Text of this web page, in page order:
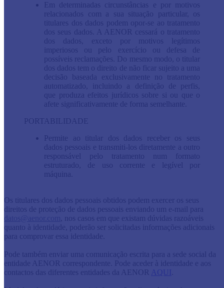
Em determinadas circunstâncias e por motivos
relacionados com a sua situação particular, os
titulares dos dados podem opor-se ao tratamento
dos seus dados. A AENOR cessará o tratamento
dos dados, exceto por motivos legítimos
imperiosos ou pelo exercício ou defesa de
possíveis reclamações. Do mesmo modo, o titular
dos dados tem o direito de não ficar sujeito a uma
decisão baseada exclusivamente no tratamento
automatizado, incluindo a definição de perfis,
que produza efeitos jurídicos sobre si ou que o
afete significativamente de forma semelhante.
PORTABILIDADE
Permite ao titular dos dados receber os seus
dados pessoais e transmiti-los diretamente a outro
responsável pelo tratamento num formato
estruturado, de uso corrente e legível por
máquina.
Os titulares dos dados pessoais obtidos podem exercer os seus
direitos de proteção de dados pessoais enviando um e-mail para
, nos casos em que existam dúvidas razoáveis
quanto à identidade, poderão ser solicitadas informações adicionais
para comprovar essa identidade.
Pode também enviar uma comunicação escrita para a sede social da
entidade AENOR correspondente. Pode aceder à identidade e aos
contactos das diferentes entidades da AENOR AQUI